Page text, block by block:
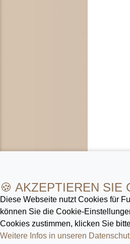
🍪 AKZEPTIEREN SIE
Diese Webseite nutzt Cookies für
können Sie die Cookie-
Cookies zustimmen, klicken Sie
Weitere Infos in unseren